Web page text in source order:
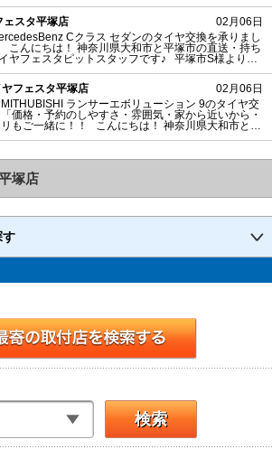
ェスタ平塚店
02月06日
Cクラス セダンのタイヤ交換を承りまし
フェスタ平塚店
02月06日
ランサーエボリューション 9のタイヤ交
価格・予約のしやすさ・雰囲気・家から近いから・
にちは！ 神奈川県大和市と平
利用ありがとうございま
塚店
す